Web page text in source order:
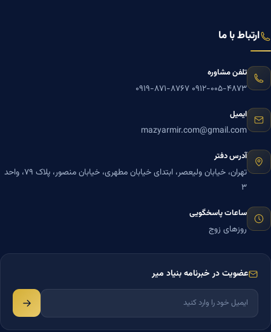
ارتباط با ما
تلفن مشاوره
۰۹۱۲-۰۰۵-۴۸۷۳ ۰۹۱۹-۸۷۱-۸۷۶۷
ایمیل
mazyarmir.com@gmail.com
آدرس دفتر
تهران، خیابان ولیعصر، ابتدای خیابان مطهری، خیابان منصور، پلاک ۷۹، واحد
۳
ساعات پاسخگویی
روزهای زوج
عضویت در خبرنامه بنیاد میر